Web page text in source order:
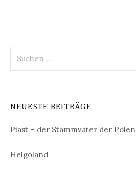
nach:
NEUESTE BEITRÄGE
Piast – der Stammvater der Polen
Helgoland